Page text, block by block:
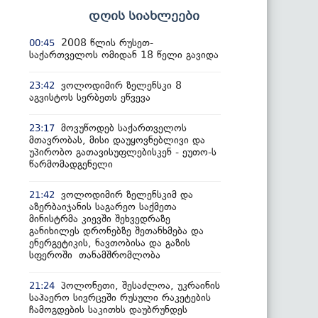
დღის სიახლეები
00:45
2008 წლის რუსეთ-
საქართველოს ომიდან 18 წელი გავიდა
23:42
ვოლოდიმირ ზელენსკი 8
აგვისტოს სერბეთს ეწვევა
23:17 მოვუწოდებ საქართველოს
მთავრობას, მისი დაუყოვნებლივი და
უპირობო გათავისუფლებისკენ - ეუთო-ს
წარმომადგენელი
21:42
ვოლოდიმირ ზელენსკიმ და
აზერბაიჯანის საგარეო საქმეთა
მინისტრმა კიევში შეხვედრაზე
განიხილეს დრონებზე შეთანხმება და
ენერგეტიკის, ნავთობისა და გაზის
სფეროში თანამშრომლობა
21:24 პოლონეთი, შესაძლოა, უკრაინის
საჰაერო სივრცეში რუსული რაკეტების
ჩამოგდების საკითხს დაუბრუნდეს